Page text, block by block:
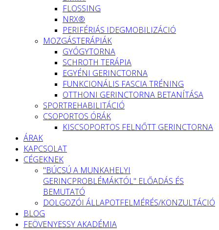
FLOSSING
NRX®
PERIFÉRIÁS IDEGMOBILIZÁCIÓ
MOZGÁSTERÁPIÁK
GYÓGYTORNA
SCHROTH TERÁPIA
EGYÉNI GERINCTORNA
FUNKCIONÁLIS FASCIA TRÉNING
OTTHONI GERINCTORNA BETANÍTÁSA
SPORTREHABILITÁCIÓ
CSOPORTOS ÓRÁK
KISCSOPORTOS FELNŐTT GERINCTORNA
ÁRAK
KAPCSOLAT
CÉGEKNEK
"BÚCSÚ A MUNKAHELYI
GERINCPROBLÉMÁKTÓL" ELŐADÁS ÉS
BEMUTATÓ
DOLGOZÓI ÁLLAPOTFELMÉRÉS/KONZULTÁCIÓ
BLOG
FEÖVENYESSY AKADÉMIA